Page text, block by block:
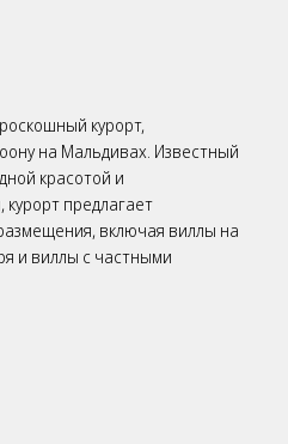
курорт,
на Мальдивах. Известный
красотой и
предлагает
включая виллы на
и виллы с частными